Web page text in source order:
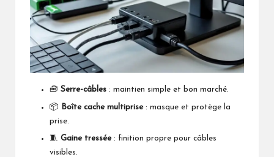
🧰 Serre-câbles : maintien simple et bon marché.
📦 Boîte cache multiprise: masque et protège la
prise.
🧵 Gaine tressée: finition propre pour câbles
visibles.